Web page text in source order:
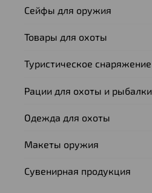
Сейфы для оружия
Товары для охоты
Туристическое снаряжение
Рации для охоты и рыбалки
Одежда для охоты
Макеты оружия
Сувенирная продукция